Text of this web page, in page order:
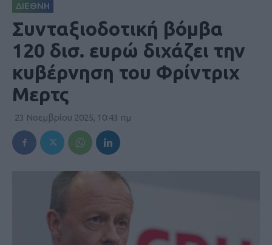
ΔΙΕΘΝΗ
Συνταξιοδοτική βόμβα
120 δισ. ευρώ διχάζει την
κυβέρνηση του Φρίντριχ
Μερτς
23 Νοεμβρίου 2025, 10:43 πμ